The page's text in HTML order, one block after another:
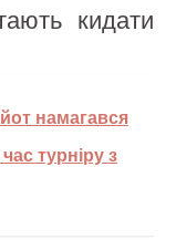
кидати
намагався
турніру з